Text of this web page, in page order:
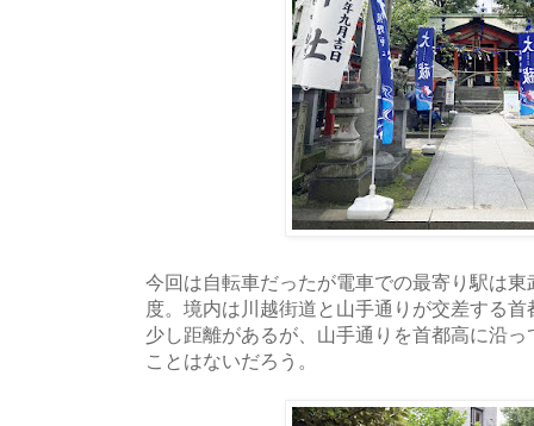
今回は自転車だったが電車での最寄り駅は
度。境内は川越街道と山手通りが交差する
少し距離があるが、山手通りを首都高に沿
ことはないだろう。